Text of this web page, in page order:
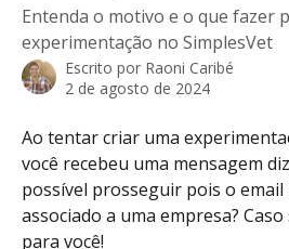
Entenda o motivo e o que fazer
experimentação no SimplesVet
Escrito por Raoni Caribé
2 de agosto de 2024
Ao tentar criar uma
você recebeu uma mensagem
possível prosseguir pois o
associado a uma empresa?
para você!